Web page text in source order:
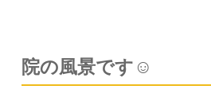
院の風景です☺️